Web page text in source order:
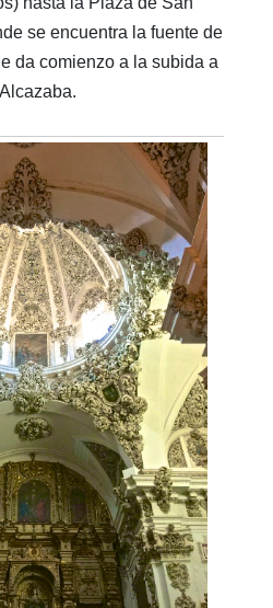
se encuentra la fuente de
da comienzo a la subida a
Alcazaba.